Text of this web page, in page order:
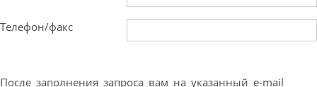
Телефон/факс
После заполнения запроса вам на указанный e-mail